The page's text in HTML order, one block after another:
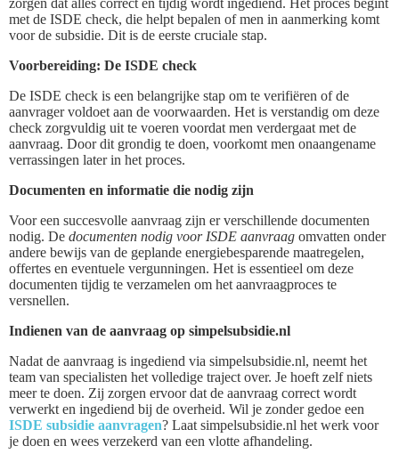
zorgen dat alles correct en tijdig wordt ingediend. Het proces begint
met de ISDE check, die helpt bepalen of men in aanmerking komt
voor de subsidie. Dit is de eerste cruciale stap.
Voorbereiding: De ISDE check
De ISDE check is een belangrijke stap om te verifiëren of de
aanvrager voldoet aan de voorwaarden. Het is verstandig om deze
check zorgvuldig uit te voeren voordat men verdergaat met de
aanvraag. Door dit grondig te doen, voorkomt men onaangename
verrassingen later in het proces.
Documenten en informatie die nodig zijn
Voor een succesvolle aanvraag zijn er verschillende documenten
nodig. De documenten nodig voor ISDE aanvraag omvatten onder
andere bewijs van de geplande energiebesparende maatregelen,
offertes en eventuele vergunningen. Het is essentieel om deze
documenten tijdig te verzamelen om het aanvraagproces te
versnellen.
Indienen van de aanvraag op simpelsubsidie.nl
Nadat de aanvraag is ingediend via simpelsubsidie.nl, neemt het
team van specialisten het volledige traject over. Je hoeft zelf niets
meer te doen. Zij zorgen ervoor dat de aanvraag correct wordt
verwerkt en ingediend bij de overheid. Wil je zonder gedoe een
ISDE subsidie aanvragen? Laat simpelsubsidie.nl het werk voor
je doen en wees verzekerd van een vlotte afhandeling.